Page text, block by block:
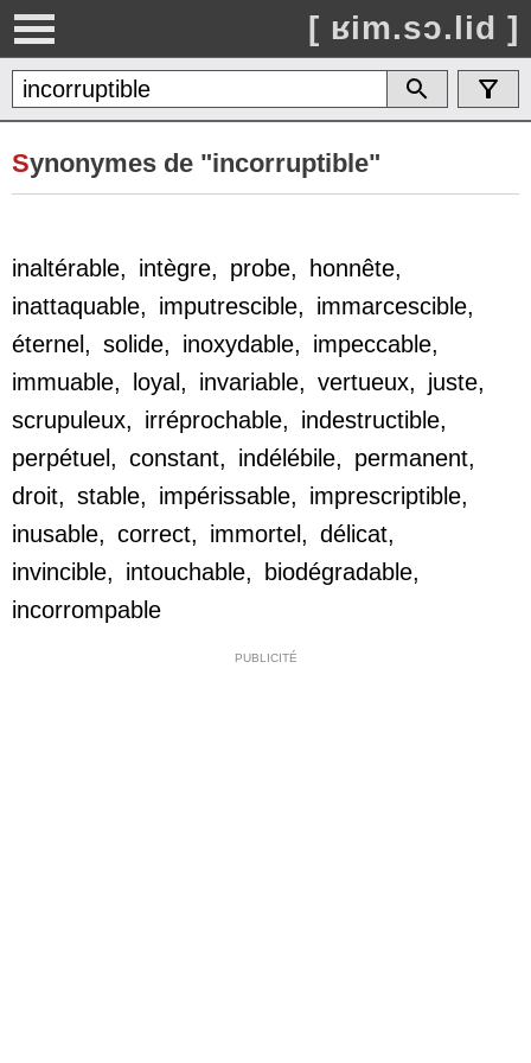
[ ʁim.sɔ.lid ]
Synonymes de "incorruptible"
inaltérable, intègre, probe, honnête,
inattaquable, imputrescible, immarcescible,
éternel, solide, inoxydable, impeccable,
immuable, loyal, invariable, vertueux, juste,
scrupuleux, irréprochable, indestructible,
perpétuel, constant, indélébile, permanent,
droit, stable, impérissable, imprescriptible,
inusable, correct, immortel, délicat,
invincible, intouchable, biodégradable,
incorrompable
PUBLICITÉ